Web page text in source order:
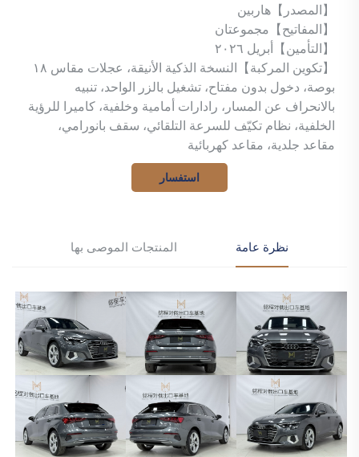
【المصدر】هاربين
【المفاتيح】مجموعتان
【التأمين】أبريل ٢٠٢٦
【تكوين المركبة】النسخة الذكية الأنيقة، عجلات مقاس ١٨
بوصة، دخول بدون مفتاح، تشغيل بالزر الواحد، تنبيه
بالانحراف عن المسار، رادارات أمامية وخلفية، كاميرا للرؤية
الخلفية، نظام تكيّف للسرعة التلقائي، سقف بانورامي،
مقاعد جلدية، مقاعد كهربائية
استفسار
نظرة عامة المنتجات الموصى بها